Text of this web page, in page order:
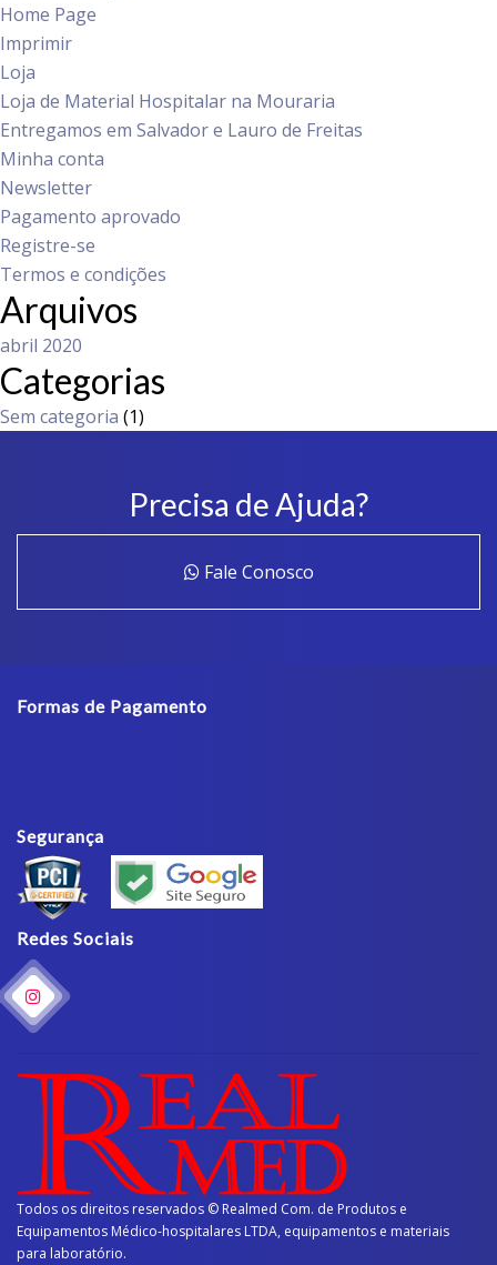
Home Page
Imprimir
Loja
Loja de Material Hospitalar na Mouraria
Entregamos em Salvador e Lauro de Freitas
Minha conta
Newsletter
Pagamento aprovado
Registre-se
Termos e condições
Arquivos
abril 2020
Categorias
Sem categoria (1)
Precisa de Ajuda?
Fale Conosco
Formas de Pagamento
Segurança
Redes Sociais
Todos os direitos reservados © Realmed Com. de Produtos e
Equipamentos Médico-hospitalares LTDA, equipamentos e materiais
para laboratório.